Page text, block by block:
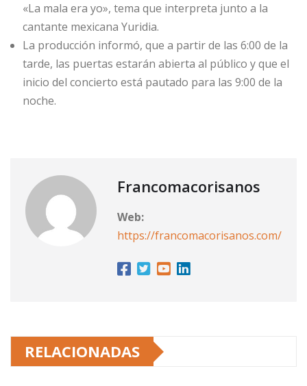
«La mala era yo», tema que interpreta junto a la
cantante mexicana Yuridia.
La producción informó, que a partir de las 6:00 de la
tarde, las puertas estarán abierta al público y que el
inicio del concierto está pautado para las 9:00 de la
noche.
Francomacorisanos
Web:
https://francomacorisanos.com/
RELACIONADAS